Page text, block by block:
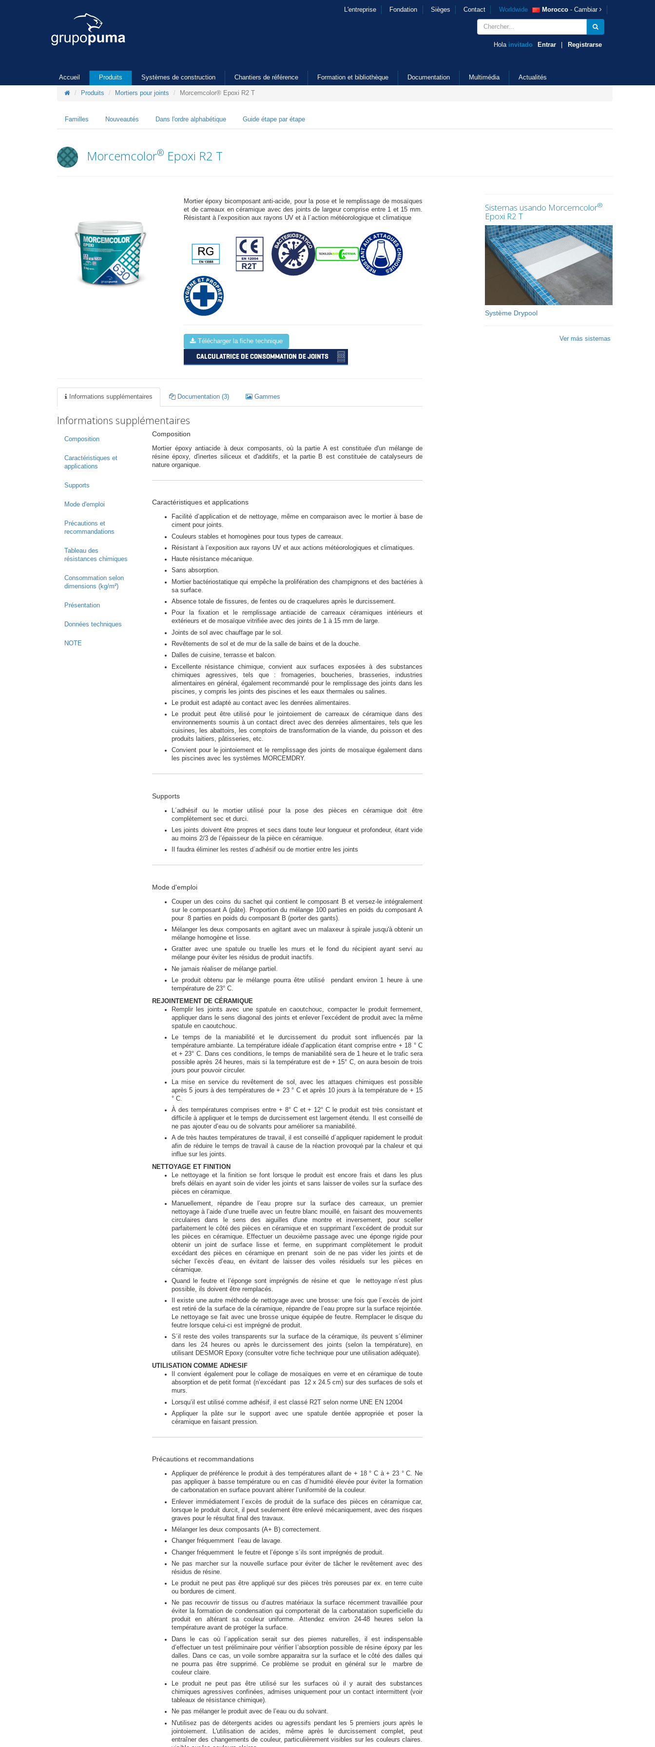
L'entreprise Fondation Sièges Contact Worldwide Morocco- Cambiar
Hola invitado Entrar Registrarse
Accueil Produits Systèmes de construction Chantiers de référence Formation et bibliothèque Documentation Multimédia Actualités
Produits Mortiers pour joints Morcemcolor® Epoxi R2 T
Familles Nouveautés Dans l'ordre alphabétique Guide étape par étape
Morcemcolor® Epoxi R2 T
Mortier époxy bicomposant anti-acide, pour la pose et le remplissage de mosaïques
et de carreaux en céramique avec des joints de largeur comprise entre 1 et 15 mm.
Résistant à l’exposition aux rayons UV et à l´action météorologique et climatique
Télécharger la fiche technique
CALCULATRICE DE CONSOMMATION DE JOINTS
Informations supplémentaires Documentation (3) Gammes
Informations supplémentaires
Composition
Caractéristiques et
applications
Supports
Mode d'emploi
Précautions et
recommandations
Tableau des
résistances chimiques
Consommation selon
dimensions (kg/m²)
Présentation
Données techniques
NOTE
Composition
Mortier époxy antiacide à deux composants, où la partie A est constituée d'un mélange de
résine époxy, d'inertes siliceux et d'additifs, et la partie B est constituée de catalyseurs de
nature organique.
Caractéristiques et applications
Facilité d’application et de nettoyage, même en comparaison avec le mortier à base de
ciment pour joints.
Couleurs stables et homogènes pour tous types de carreaux.
Résistant à l’exposition aux rayons UV et aux actions météorologiques et climatiques.
Haute résistance mécanique.
Sans absorption.
Mortier bactériostatique qui empêche la prolifération des champignons et des bactéries à
sa surface.
Absence totale de fissures, de fentes ou de craquelures après le durcissement.
Pour la fixation et le remplissage antiacide de carreaux céramiques intérieurs et
extérieurs et de mosaïque vitrifiée avec des joints de 1 à 15 mm de large.
Joints de sol avec chauffage par le sol.
Revêtements de sol et de mur de la salle de bains et de la douche.
Dalles de cuisine, terrasse et balcon.
Excellente résistance chimique, convient aux surfaces exposées à des substances
chimiques agressives, tels que : fromageries, boucheries, brasseries, industries
alimentaires en général, également recommandé pour le remplissage des joints dans les
piscines, y compris les joints des piscines et les eaux thermales ou salines.
Le produit est adapté au contact avec les denrées alimentaires.
Le produit peut être utilisé pour le jointoiement de carreaux de céramique dans des
environnements soumis à un contact direct avec des denrées alimentaires, tels que les
cuisines, les abattoirs, les comptoirs de transformation de la viande, du poisson et des
produits laitiers, pâtisseries, etc.
Convient pour le jointoiement et le remplissage des joints de mosaïque également dans
les piscines avec les systèmes MORCEMDRY.
Supports
L´adhésif ou le mortier utilisé pour la pose des pièces en céramique doit être
complètement sec et durci.
Les joints doivent être propres et secs dans toute leur longueur et profondeur, étant vide
au moins 2/3 de l’épaisseur de la pièce en céramique.
Il faudra éliminer les restes d´adhésif ou de mortier entre les joints
Mode d'emploi
Couper un des coins du sachet qui contient le composant B et versez-le intégralement
sur le composant A (pâte). Proportion du mélange 100 parties en poids du composant A
pour 8 parties en poids du composant B (porter des gants).
Mélanger les deux composants en agitant avec un malaxeur à spirale jusqu'à obtenir un
mélange homogène et lisse.
Gratter avec une spatule ou truelle les murs et le fond du récipient ayant servi au
mélange pour éviter les résidus de produit inactifs.
Ne jamais réaliser de mélange partiel.
Le produit obtenu par le mélange pourra être utilisé pendant environ 1 heure à une
température de 23° C.
REJOINTEMENT DE CÉRAMIQUE
Remplir les joints avec une spatule en caoutchouc, compacter le produit fermement,
appliquer dans le sens diagonal des joints et enlever l’excédent de produit avec la même
spatule en caoutchouc.
Le temps de la maniabilité et le durcissement du produit sont influencés par la
température ambiante. La température idéale d’application étant comprise entre + 18 ° C
et + 23° C. Dans ces conditions, le temps de maniabilité sera de 1 heure et le trafic sera
possible après 24 heures, mais si la température est de + 15° C, on aura besoin de trois
jours pour pouvoir circuler.
La mise en service du revêtement de sol, avec les attaques chimiques est possible
après 5 jours à des températures de + 23 ° C et après 10 jours à la température de + 15
° C.
À des températures comprises entre + 8° C et + 12° C le produit est très consistant et
difficile à appliquer et le temps de durcissement est largement étendu. Il est conseillé de
ne pas ajouter d’eau ou de solvants pour améliorer sa maniabilité.
A de très hautes températures de travail, il est conseillé d´appliquer rapidement le produit
afin de réduire le temps de travail à cause de la réaction provoqué par la chaleur et qui
influe sur les joints.
NETTOYAGE ET FINITION
Le nettoyage et la finition se font lorsque le produit est encore frais et dans les plus
brefs délais en ayant soin de vider les joints et sans laisser de voiles sur la surface des
pièces en céramique.
Manuellement, répandre de l’eau propre sur la surface des carreaux, un premier
nettoyage à l’aide d’une truelle avec un feutre blanc mouillé, en faisant des mouvements
circulaires dans le sens des aiguilles d'une montre et inversement, pour sceller
parfaitement le côté des pièces en céramique et en supprimant l’excédent de produit sur
les pièces en céramique. Effectuer un deuxième passage avec une éponge rigide pour
obtenir un joint de surface lisse et ferme, en supprimant complètement le produit
excédant des pièces en céramique en prenant soin de ne pas vider les joints et de
sécher l’excès d’eau, en évitant de laisser des voiles résiduels sur les pièces en
céramique.
Quand le feutre et l’éponge sont imprégnés de résine et que le nettoyage n’est plus
possible, ils doivent être remplacés.
Il existe une autre méthode de nettoyage avec une brosse: une fois que l´excès de joint
est retiré de la surface de la céramique, répandre de l’eau propre sur la surface rejointée.
Le nettoyage se fait avec une brosse unique équipée de feutre. Remplacer le disque du
feutre lorsque celui-ci est imprégné de produit.
S´il reste des voiles transparents sur la surface de la céramique, ils peuvent s´éliminer
dans les 24 heures ou après le durcissement des joints (selon la température), en
utilisant DESMOR Epoxy (consulter votre fiche technique pour une utilisation adéquate).
UTILISATION COMME ADHESIF
Il convient également pour le collage de mosaïques en verre et en céramique de toute
absorption et de petit format (n’excédant pas 12 x 24.5 cm) sur des surfaces de sols et
murs.
Lorsqu’il est utilisé comme adhésif, il est classé R2T selon norme UNE EN 12004
Appliquer la pâte sur le support avec une spatule dentée appropriée et poser la
céramique en faisant pression.
Précautions et recommandations
Appliquer de préférence le produit à des températures allant de + 18 ° C à + 23 ° C. Ne
pas appliquer à basse température ou en cas d´humidité élevée pour éviter la formation
de carbonatation en surface pouvant altérer l’uniformité de la couleur.
Enlever immédiatement l´excès de produit de la surface des pièces en céramique car,
lorsque le produit durcit, il peut seulement être enlevé mécaniquement, avec des risques
graves pour le résultat final des travaux.
Mélanger les deux composants (A+ B) correctement.
Changer fréquemment l’eau de lavage.
Changer fréquemment le feutre et l’éponge s´ils sont imprégnés de produit.
Ne pas marcher sur la nouvelle surface pour éviter de tâcher le revêtement avec des
résidus de résine.
Le produit ne peut pas être appliqué sur des pièces très poreuses par ex. en terre cuite
ou bordures de ciment.
Ne pas recouvrir de tissus ou d’autres matériaux la surface récemment travaillée pour
éviter la formation de condensation qui comporterait de la carbonatation superficielle du
produit en altérant sa couleur uniforme. Attendez environ 24-48 heures selon la
température avant de protéger la surface.
Dans le cas où l´application serait sur des pierres naturelles, il est indispensable
d’effectuer un test préliminaire pour vérifier l’absorption possible de résine époxy par les
dalles. Dans ce cas, un voile sombre apparaitra sur la surface et le côté des dalles qui
ne pourra pas être supprimé. Ce problème se produit en général sur le marbre de
couleur claire.
Le produit ne peut pas être utilisé sur les surfaces où il y aurait des substances
chimiques agressives confinées, admises uniquement pour un contact intermittent (voir
tableaux de résistance chimique).
Ne pas mélanger le produit avec de l’eau ou du solvant.
N'utilisez pas de détergents acides ou agressifs pendant les 5 premiers jours après le
jointoiement. L'utilisation de acides, même après le durcissement complet, peut
entraîner des changements de couleur, particulièrement visibles sur les couleurs claires.
Sistemas usando Morcemcolor®
Epoxi R2 T
Système Drypool
Ver más sistemas